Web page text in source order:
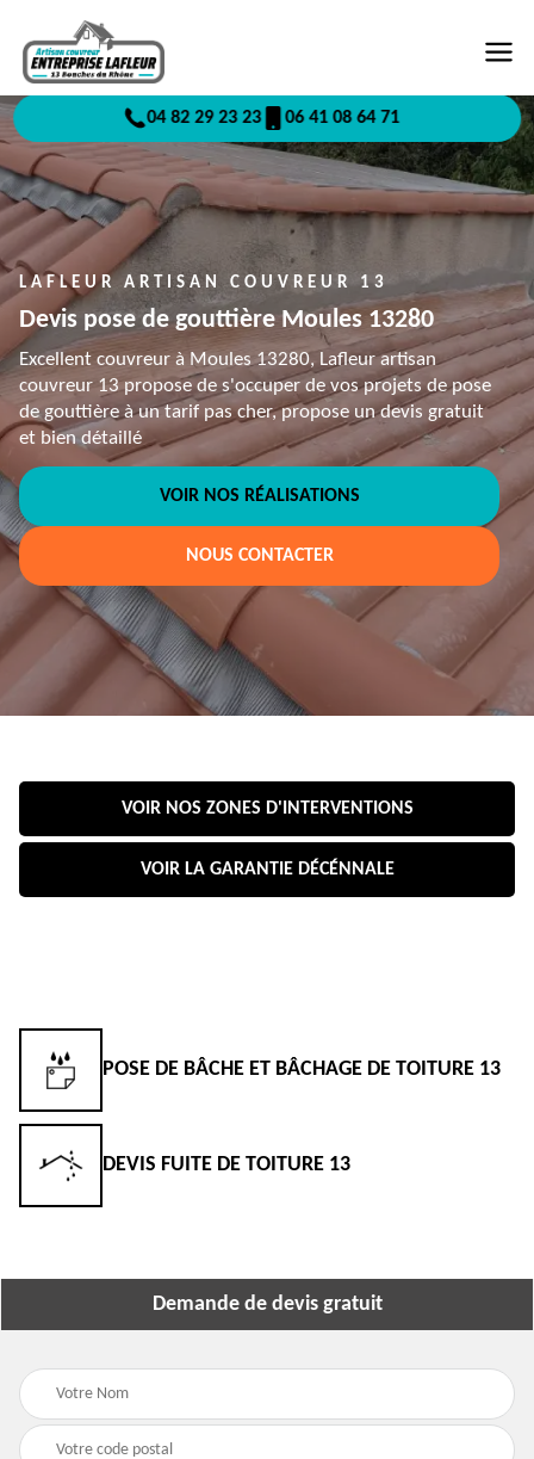
04 82 29 23 23 06 41 08 64 71
LAFLEUR ARTISAN COUVREUR 13
Devis pose de gouttière Moules 13280
Excellent couvreur à Moules 13280, Lafleur artisan
couvreur 13 propose de s'occuper de vos projets de pose
de gouttière à un tarif pas cher, propose un devis gratuit
et bien détaillé
VOIR NOS RÉALISATIONS
NOUS CONTACTER
VOIR NOS ZONES D'INTERVENTIONS
VOIR LA GARANTIE DÉCÉNNALE
POSE DE BÂCHE ET BÂCHAGE DE TOITURE 13
DEVIS FUITE DE TOITURE 13
Demande de devis gratuit